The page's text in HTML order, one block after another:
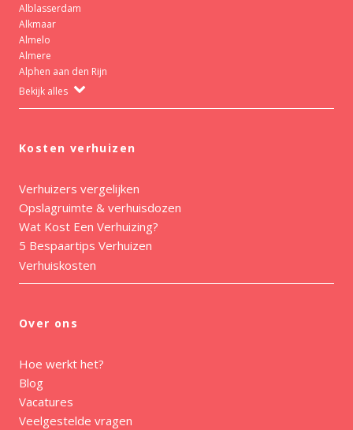
Alblasserdam
Alkmaar
Almelo
Almere
Alphen aan den Rijn
Bekijk alles
Kosten verhuizen
Verhuizers vergelijken
Opslagruimte & verhuisdozen
Wat Kost Een Verhuizing?
5 Bespaartips Verhuizen
Verhuiskosten
Over ons
Hoe werkt het?
Blog
Vacatures
Veelgestelde vragen